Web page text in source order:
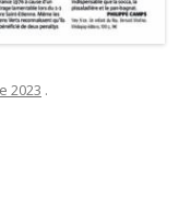
2023 .